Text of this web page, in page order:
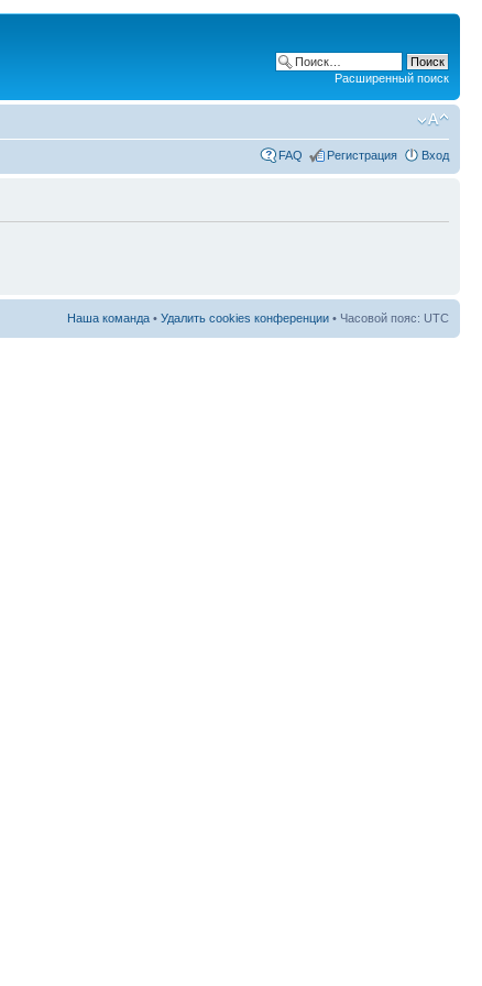
Расширенный поиск
FAQ Регистрация Вход
Наша команда • Удалить cookies конференции • Часовой пояс: UTC